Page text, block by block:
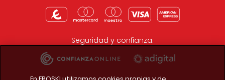
Seguridad y confianza: